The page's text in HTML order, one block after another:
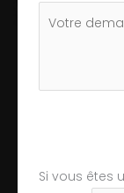
Si vous êtes